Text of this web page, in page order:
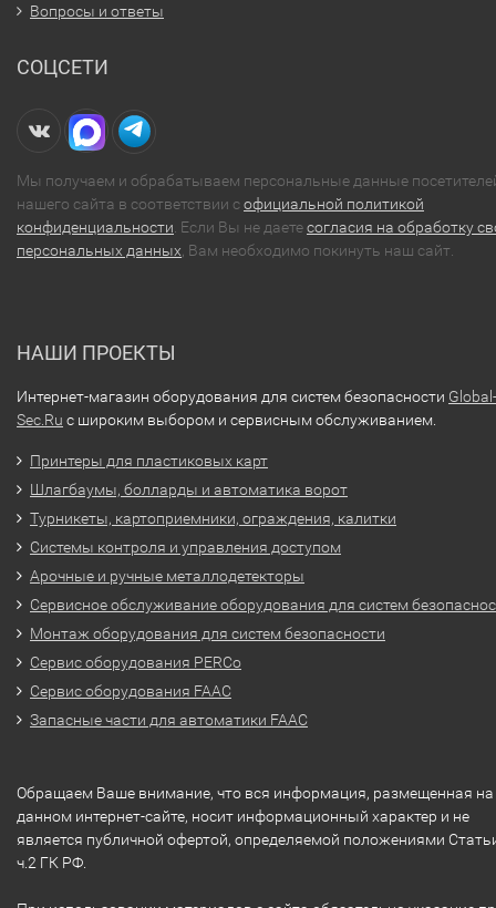
Вопросы и ответы
СОЦСЕТИ
Мы получаем и обрабатываем персональные данные
нашего сайта в соответствии софициальной политикой
конфиденциальности . Если Вы не даетесогласия на обработку
персональных данных , Вам необходимо покинуть наш сайт.
НАШИ ПРОЕКТЫ
Интернет-магазин оборудования для систем безопасности Global-
Sec.Ru с широким выбором и сервисным обслуживанием.
Принтеры для пластиковых карт
Шлагбаумы, болларды и автоматика ворот
Турникеты, картоприемники, ограждения, калитки
Системы контроля и управления доступом
Арочные и ручные металлодетекторы
Сервисное обслуживание оборудования для систем
Монтаж оборудования для систем безопасности
Сервис оборудования PERCo
Сервис оборудования FAAC
Запасные части для автоматики FAAC
Обращаем Ваше внимание, что вся информация, размещенная на
данном интернет-сайте, носит информационный характер и не
является публичной офертой, определяемой положениями
ч.2 ГК РФ.